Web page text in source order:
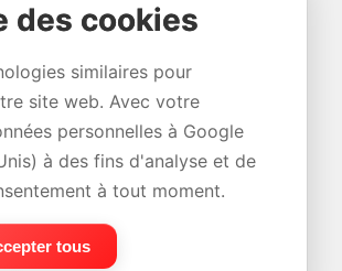
des cookies
similaires pour
site web. Avec votre
personnelles à Google
à des fins d'analyse et de
à tout moment.
tous